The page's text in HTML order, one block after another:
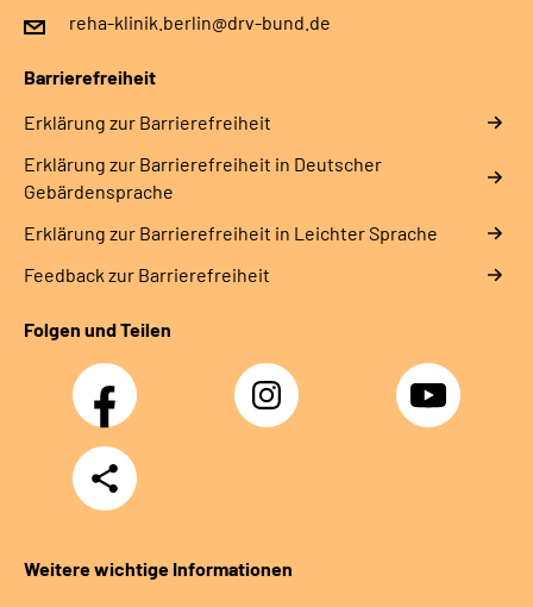
reha-klinik.berlin@drv-bund.de
Barrierefreiheit
Erklärung zur Barrierefreiheit
Erklärung zur Barrierefreiheit in Deutscher
Gebärdensprache
Erklärung zur Barrierefreiheit in Leichter Sprache
Feedback zur Barrierefreiheit
Folgen und Teilen
Facebook Instagram YouTube
Teilen
Weitere wichtige Informationen